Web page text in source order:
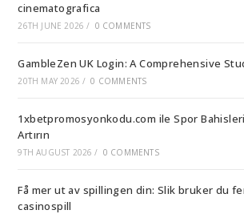
cinematografica
26TH JUNE 2026 / 0 COMMENTS
GambleZen UK Login: A Comprehensive
20TH MAY 2026 / 0 COMMENTS
1xbetpromosyonkodu.com ile Spor
Artırın
9TH AUGUST 2026 / 0 COMMENTS
Få mer ut av spillingen din: Slik bruker du
casinospill